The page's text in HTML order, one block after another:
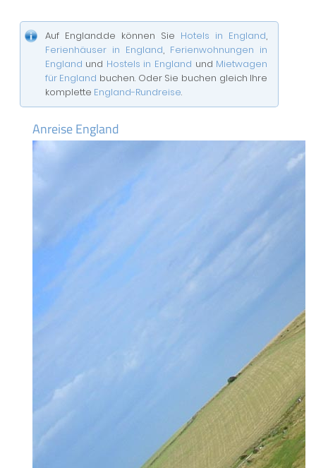
Auf England.de können Sie Hotels in England,
Ferienhäuser in England, Ferienwohnungen in
England und Hostels in England und Mietwagen
für England buchen. Oder Sie buchen gleich Ihre
komplette England-Rundreise.
Anreise England